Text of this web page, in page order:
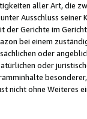
aller Art, die
Ausschluss
der Gerichte im
bei einem
oder
oder
nicht ohne Weiteres